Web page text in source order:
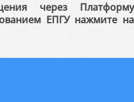
через Платформу
ЕПГУ нажмите на